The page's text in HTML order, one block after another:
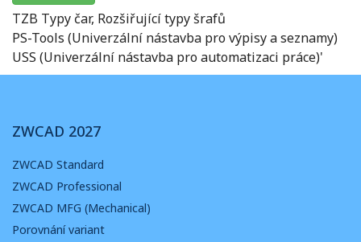
TZB Typy čar, Rozšiřující typy šrafů
PS-Tools (Univerzální nástavba pro výpisy a seznamy)
USS (Univerzální nástavba pro automatizaci práce)'
ZWCAD 2027
ZWCAD Standard
ZWCAD Professional
ZWCAD MFG (Mechanical)
Porovnání variant